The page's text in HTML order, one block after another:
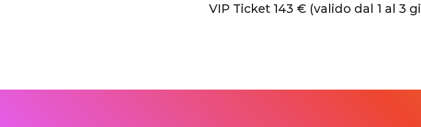
VIP Ticket 143 € (valido dal 1 al 3